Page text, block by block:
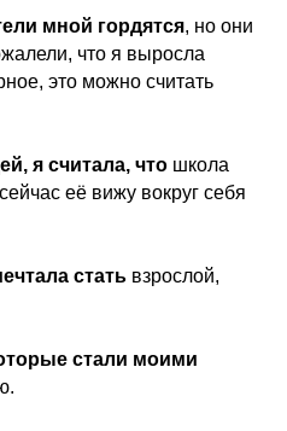
мной гордятся, но они
что я выросла
это можно считать
я считала, что школа
её вижу вокруг себя
стать взрослой,
стали моими